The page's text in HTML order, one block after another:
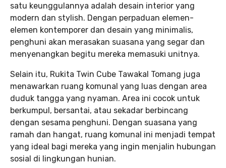
satu keunggulannya adalah desain interior yang
modern dan stylish. Dengan perpaduan elemen-
elemen kontemporer dan desain yang minimalis,
penghuni akan merasakan suasana yang segar dan
menyenangkan begitu mereka memasuki unitnya.
Selain itu, Rukita Twin Cube Tawakal Tomang juga
menawarkan ruang komunal yang luas dengan area
duduk tangga yang nyaman. Area ini cocok untuk
berkumpul, bersantai, atau sekadar berbincang
dengan sesama penghuni. Dengan suasana yang
ramah dan hangat, ruang komunal ini menjadi tempat
yang ideal bagi mereka yang ingin menjalin hubungan
sosial di lingkungan hunian.